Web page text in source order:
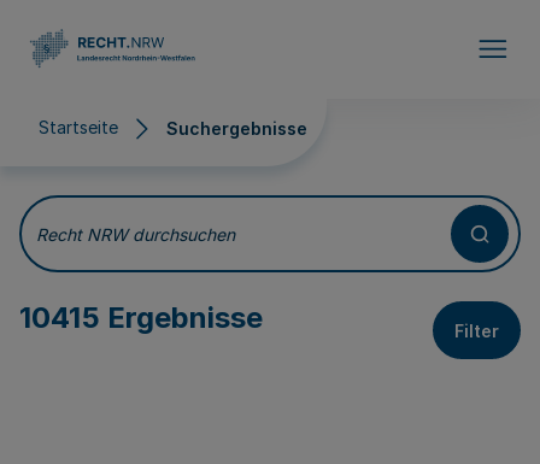
Startseite Suchergebnisse
Suchergebnisse
Recht NRW durchsuchen
10415 Ergebnisse Filter